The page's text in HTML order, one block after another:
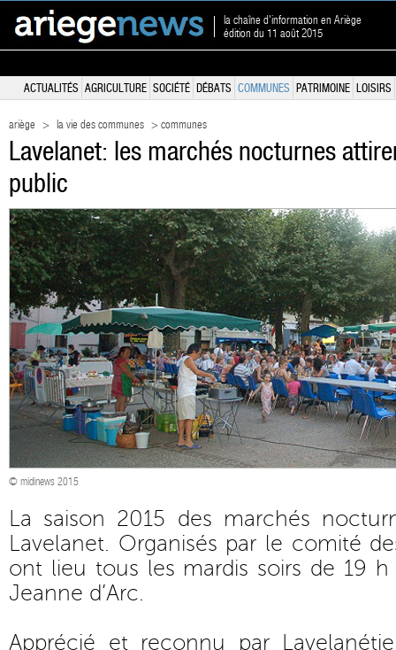
la chaîne d'information en Ariège
édition du 11 août 2015
ACTUALITÉS AGRICULTURE SOCIÉTÉ DÉBATS COMMUNES PATRIMOINE LOISIRS
ariège > la vie des communes > communes
Lavelanet: les marchés nocturnes
public
© midinews 2015
La saison 2015 des marchés
Lavelanet. Organisés par le comité
ont lieu tous les mardis soirs de 19
Jeanne d’Arc.
Apprécié et reconnu par